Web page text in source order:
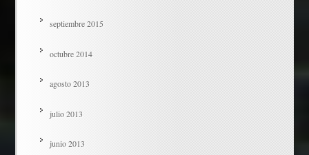
septiembre 2015
octubre 2014
agosto 2013
julio 2013
junio 2013